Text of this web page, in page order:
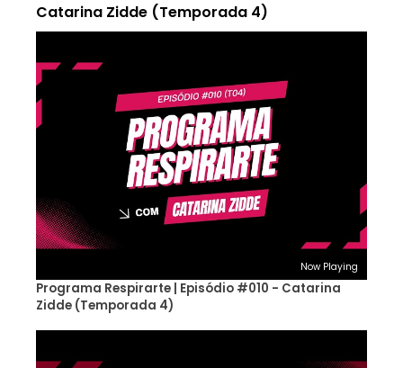
Catarina Zidde (Temporada 4)
Now Playing
Programa Respirarte | Episódio #010 - Catarina
Zidde (Temporada 4)